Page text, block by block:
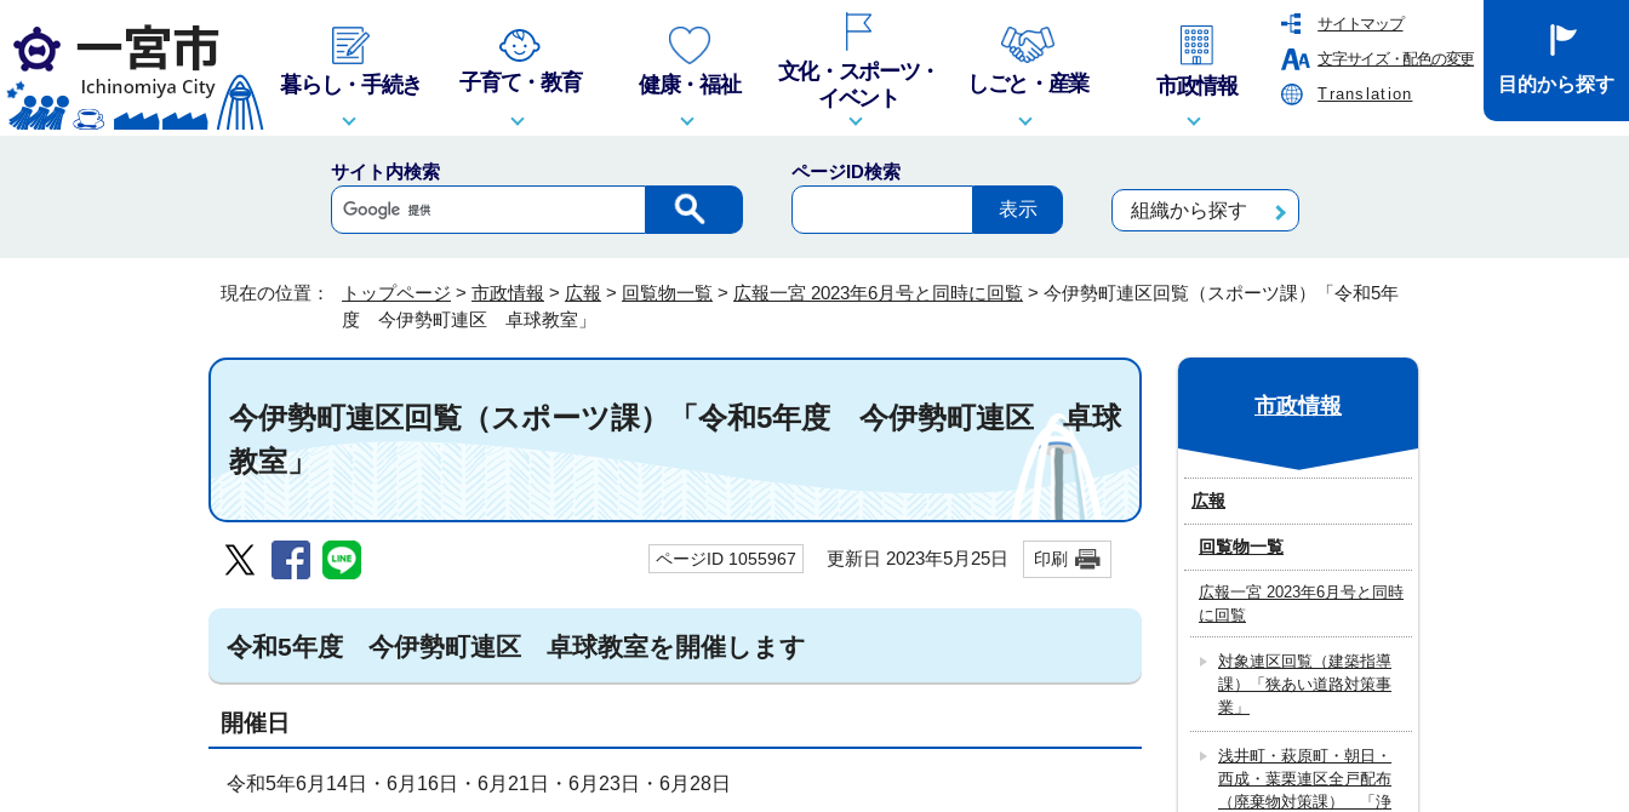
サイトマップ
文字サイズ・配色の変更
Translation
暮らし・手続き 子育て・教育 健康・福祉
文化・スポーツ・
イベント
しごと・産業 市政情報 目的から探す
サイト内検索
ページID検索
組織から探す
現在の位置： トップページ > 市政情報 > 広報 > 回覧物一覧 > 広報一宮 2023年6月号と同時に回覧 > 今伊勢町連区回覧（スポーツ課）「令和5年
度 今伊勢町連区 卓球教室」
今伊勢町連区回覧（スポーツ課）「令和5年度 今伊勢町連区 卓球
教室」
ページID 1055967 更新日 2023年5月25日 印刷
令和5年度 今伊勢町連区 卓球教室を開催します
開催日
令和5年6月14日・6月16日・6月21日・6月23日・6月28日
市政情報
広報
回覧物一覧
広報一宮 2023年6月号と同時
に回覧
対象連区回覧（建築指導
課）「狭あい道路対策事
業」
浅井町・萩原町・朝日・
西成・葉栗連区全戸配布
（廃棄物対策課） 「浄